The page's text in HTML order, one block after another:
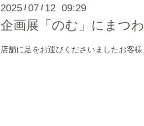
2025 /07 / 12 09:29
企画展「のむ」にまつ
店舗に足をお運びくださいましたお客